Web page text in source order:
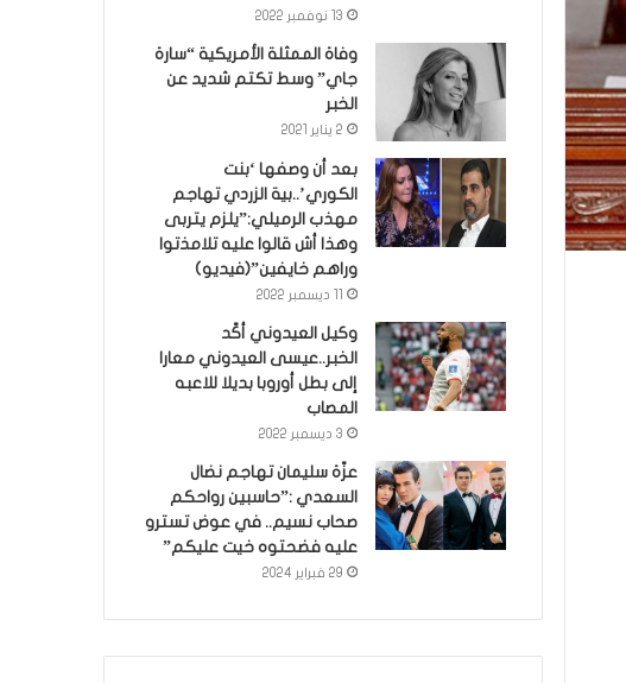
13 نوفمبر 2022
وفاة الممثلة الأمريكية “سارة
جاي” وسط تكتم شديد عن
الخبر
2 يناير 2021
بعد أن وصفها ‘بنت
الكوري’..بية الزردي تهاجم
مهذب الرميلي:”يلزم يتربى
وهذا أش قالوا عليه تلامذتوا
وراهم خايفين”(فيديو)
وكيل العيدوني أكّد
الخبر..عيسى العيدوني معارا
إلى بطل أوروبا بديلا للاعبه
المصاب
3 ديسمبر 2022
عزّة سليمان تهاجم نضال
السعدي :”حاسبين رواحكم
صحاب نسيم.. في عوض تسترو
عليه فضحتوه خيت عليكم”
29 فبراير 2024